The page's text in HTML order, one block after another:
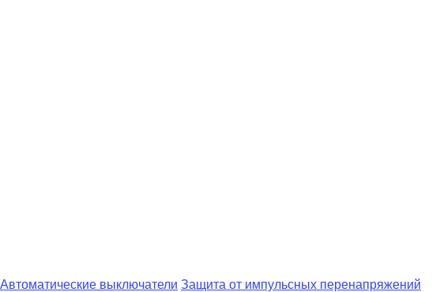
Автоматические выключатели Защита от импульсных перенапряжений